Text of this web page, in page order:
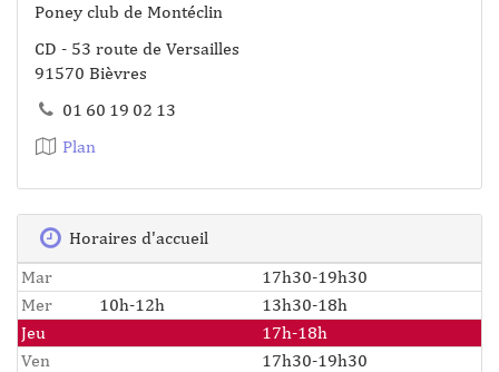
Poney club de Montéclin
CD - 53 route de Versailles
91570 Bièvres
01 60 19 02 13
Plan
Horaires d'accueil
Mar
17h30-19h30
Mer
10h-12h
13h30-18h
Jeu
17h-18h
Ven
17h30-19h30